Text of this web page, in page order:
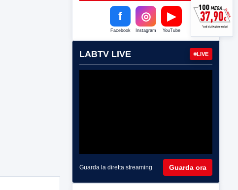
f
Facebook
◎
Instagram
▶
YouTube
LABTV LIVE LIVE
Guarda la diretta streaming Guarda ora